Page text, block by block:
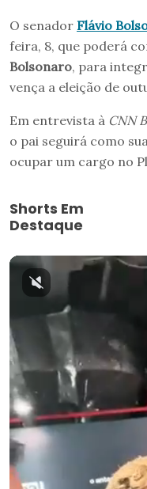
O senador Flávio
feira, 8, que poderá
Bolsonaro, para
vença a eleição de
Em entrevista à CNN
o pai seguirá como sua
ocupar um cargo no
Shorts Em
Destaque